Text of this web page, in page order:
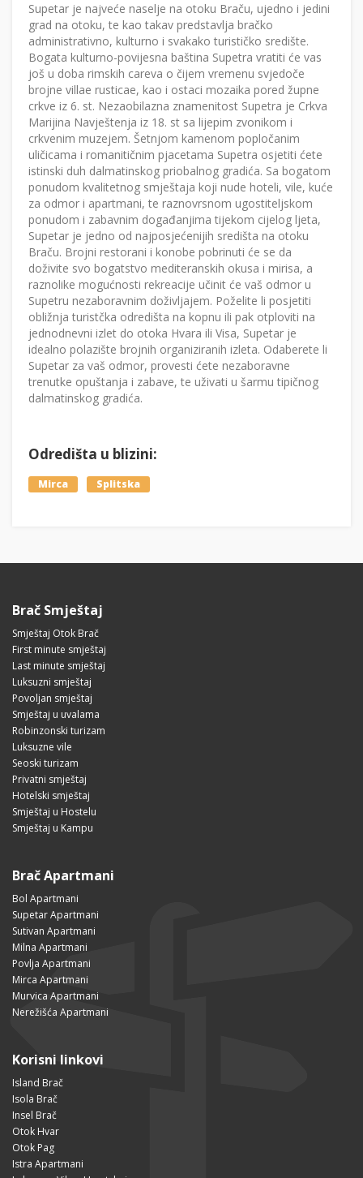
Supetar je najveće naselje na otoku Braču, ujedno i jedini
grad na otoku, te kao takav predstavlja bračko
administrativno, kulturno i svakako turističko središte.
Bogata kulturno-povijesna baština Supetra vratiti će vas
još u doba rimskih careva o čijem vremenu svjedoče
brojne villae rusticae, kao i ostaci mozaika pored župne
crkve iz 6. st. Nezaobilazna znamenitost Supetra je Crkva
Marijina Navještenja iz 18. st sa lijepim zvonikom i
crkvenim muzejem. Šetnjom kamenom popločanim
uličicama i romanitičnim pjacetama Supetra osjetiti ćete
istinski duh dalmatinskog priobalnog gradića. Sa bogatom
ponudom kvalitetnog smještaja koji nude hoteli, vile, kuće
za odmor i apartmani, te raznovrsnom ugostiteljskom
ponudom i zabavnim događanjima tijekom cijelog ljeta,
Supetar je jedno od najposjećenijih središta na otoku
Braču. Brojni restorani i konobe pobrinuti će se da
doživite svo bogatstvo mediteranskih okusa i mirisa, a
raznolike mogućnosti rekreacije učinit će vaš odmor u
Supetru nezaboravnim doživljajem. Poželite li posjetiti
obližnja turistčka odredišta na kopnu ili pak otploviti na
jednodnevni izlet do otoka Hvara ili Visa, Supetar je
idealno polazište brojnih organiziranih izleta. Odaberete li
Supetar za vaš odmor, provesti ćete nezaboravne
trenutke opuštanja i zabave, te uživati u šarmu tipičnog
dalmatinskog gradića.
Odredišta u blizini:
Mirca Splitska
Brač Smještaj
Smještaj Otok Brač
First minute smještaj
Last minute smještaj
Luksuzni smještaj
Povoljan smještaj
Smještaj u uvalama
Robinzonski turizam
Luksuzne vile
Seoski turizam
Privatni smještaj
Hotelski smještaj
Smještaj u Hostelu
Smještaj u Kampu
Brač Apartmani
Bol Apartmani
Supetar Apartmani
Sutivan Apartmani
Milna Apartmani
Povlja Apartmani
Mirca Apartmani
Murvica Apartmani
Nerežišća Apartmani
Korisni linkovi
Island Brač
Isola Brač
Insel Brač
Otok Hvar
Otok Pag
Istra Apartmani